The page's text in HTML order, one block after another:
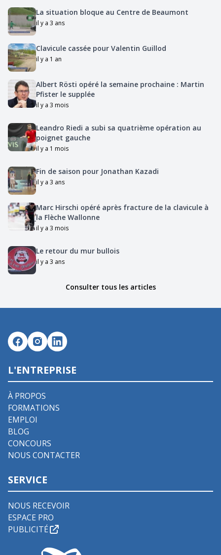
La situation bloque au Centre de Beaumont
il y a 3 ans
Clavicule cassée pour Valentin Guillod
il y a 1 an
Albert Rösti opéré la semaine prochaine : Martin
Pfister le supplée
il y a 3 mois
Leandro Riedi a subi sa quatrième opération au
poignet gauche
il y a 1 mois
Fin de saison pour Jonathan Kazadi
il y a 3 ans
Marc Hirschi opéré après fracture de la clavicule à
la Flèche Wallonne
il y a 3 mois
Le retour du mur bullois
il y a 3 ans
Consulter tous les articles
L'ENTREPRISE
À PROPOS
FORMATIONS
EMPLOI
BLOG
CONCOURS
NOUS CONTACTER
SERVICE
NOUS RECEVOIR
ESPACE PRO
PUBLICITÉ